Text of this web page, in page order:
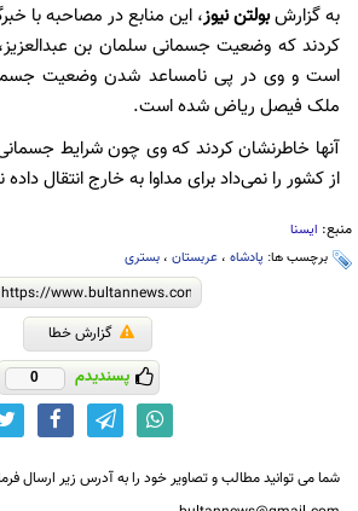
به گزارشبولتن نیوز، این منابع در مصاحبه با
کردند که وضعیت جسمانی سلمان بن
است و وی در پی نامساعد شدن وضعیت
ملک فیصل ریاض شده است.
آنها خاطرنشان کردند که وی چون شرایط
از کشور را نمی‌داد برای مداوا به خارج انتقال
منبع: ایسنا
برچسب ها: پادشاه ، عربستان ، بستری
گزارش خطا
پسندیدم 0
شما می توانید مطالب و تصاویر خود را به آدرس زیر ارسال